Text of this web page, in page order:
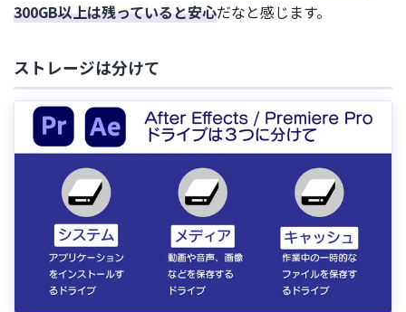
300GB以上は残っていると安心だなと感じます。
ストレージは分けて